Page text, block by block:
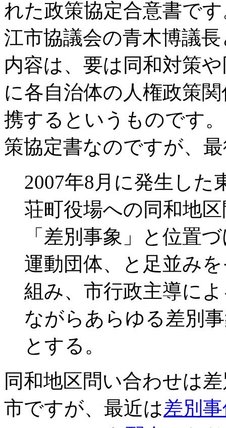
れた政策協定合意書で
江市協議会の青木博議
内容は、要は同和対策
に各自治体の人権政策
携するというものです
策協定書なのですが、
2007年8月に発生した
荘町役場への同和地
「差別事象」と位置
運動団体、と足並み
組み、市行政主導に
ながらあらゆる差別
とする。
同和地区問い合わせは
市ですが、最近は差別